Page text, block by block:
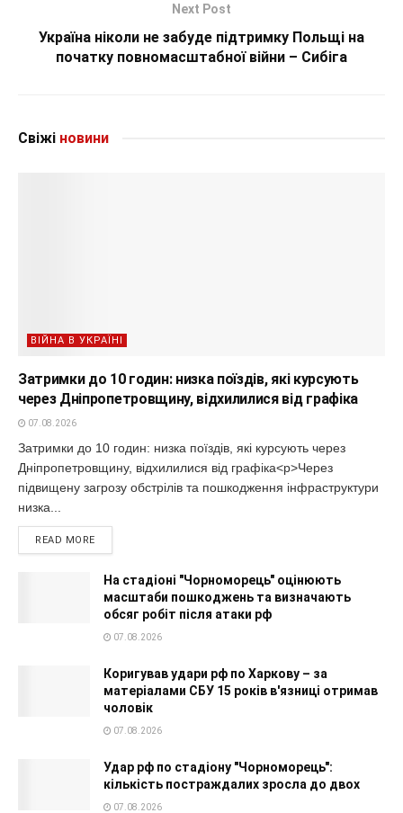
Next Post
Україна ніколи не забуде підтримку Польщі на
початку повномасштабної війни – Сибіга
Свіжі новини
ВІЙНА В УКРАЇНІ
Затримки до 10 годин: низка поїздів, які курсують
через Дніпропетровщину, відхилилися від графіка
07.08.2026
Затримки до 10 годин: низка поїздів, які курсують через
Дніпропетровщину, відхилилися від графіка<p>Через
підвищену загрозу обстрілів та пошкодження інфраструктури
низка...
READ MORE
На стадіоні "Чорноморець" оцінюють
масштаби пошкоджень та визначають
обсяг робіт після атаки рф
07.08.2026
Коригував удари рф по Харкову – за
матеріалами СБУ 15 років в'язниці отримав
чоловік
07.08.2026
Удар рф по стадіону "Чорноморець":
кількість постраждалих зросла до двох
07.08.2026